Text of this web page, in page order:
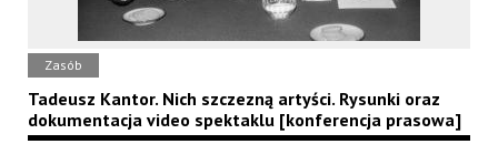
Zasób
Tadeusz Kantor. Nich szczezną artyści. Rysunki oraz
dokumentacja video spektaklu [konferencja prasowa]